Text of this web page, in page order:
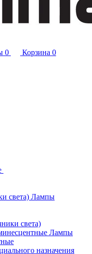
0 Корзина 0
Лампы
света)
Лампы